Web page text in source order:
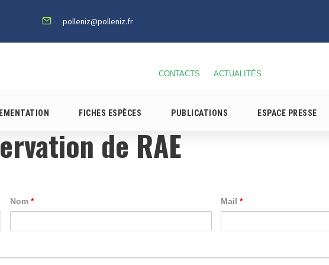
polleniz@polleniz.fr
CONTACTS ACTUALITÉS
FICHES ESPÈCES PUBLICATIONS ESPACE PRESSE
de RAE
Nom * Mail*